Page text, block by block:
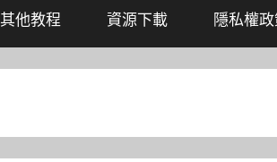
其他教程 資源下載 隱私權